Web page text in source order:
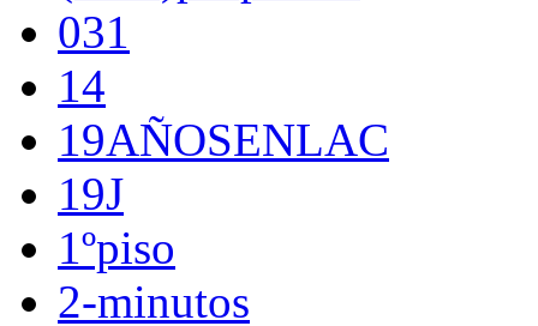
031
14
19AÑOSENLAC
19J
1ºpiso
2-minutos